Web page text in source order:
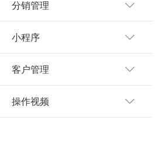
分销管理
小程序
客户管理
操作视频